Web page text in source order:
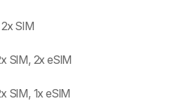
SIM
SIM, 2x eSIM
SIM, 1x eSIM